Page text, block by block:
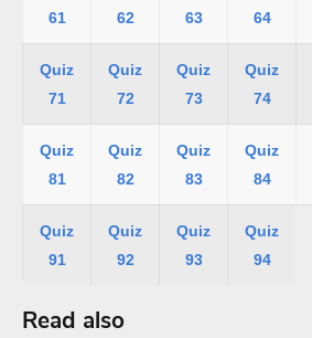
61
62
63
64
Quiz
71
Quiz
72
Quiz
73
Quiz
74
Quiz
81
Quiz
82
Quiz
83
Quiz
84
Quiz
91
Quiz
92
Quiz
93
Quiz
94
Read also